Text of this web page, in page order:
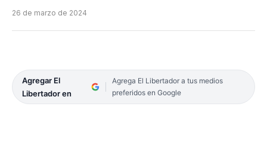
26 de marzo de 2024
Agregar El
Libertador en
Agrega El Libertador a tus medios
preferidos en Google